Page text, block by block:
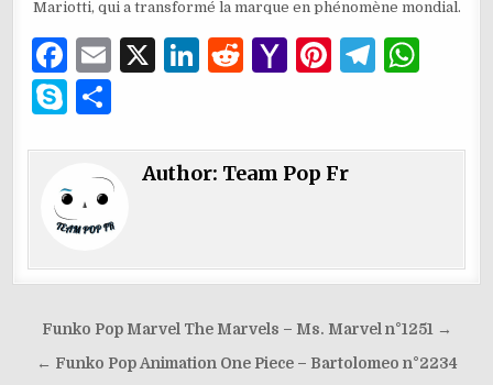
Mariotti, qui a transformé la marque en phénomène mondial.
F
a
c
e
b
o
o
E
l
X
Li
e
R
di
Y
o
ai
Pi
re
T
g s
p
S
p
e
ta
g
er
Author: Team Pop Fr
Navigation
de
Funko Pop Marvel The Marvels – Ms. Marvel n°1251 →
← Funko Pop Animation One Piece – Bartolomeo n°2234